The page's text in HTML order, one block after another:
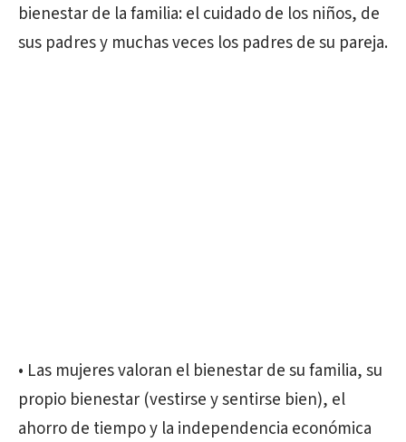
bienestar de la familia: el cuidado de los niños, de
sus padres y muchas veces los padres de su pareja.
• Las mujeres valoran el bienestar de su familia, su
propio bienestar (vestirse y sentirse bien), el
ahorro de tiempo y la independencia económica